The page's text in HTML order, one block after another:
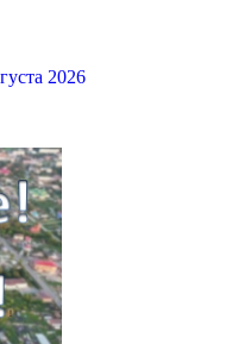
2026